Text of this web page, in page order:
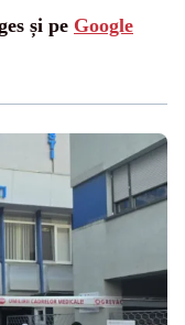
și pe Google